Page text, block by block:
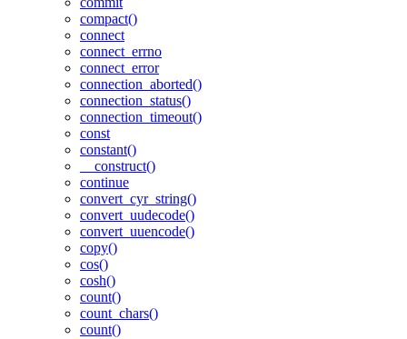
compact()
connect
connect_errno
connect_error
connection_aborted()
connection_status()
connection_timeout()
const
constant()
__construct()
continue
convert_cyr_string()
convert_uudecode()
convert_uuencode()
copy()
cos()
cosh()
count()
count_chars()
count()